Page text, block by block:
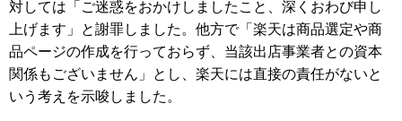
対しては「ご迷惑をおかけしましたこと、深くおわび申し
上げます」と謝罪しました。他方で「楽天は商品選定や商
品ページの作成を行っておらず、当該出店事業者との資本
関係もございません」とし、楽天には直接の責任がないと
いう考えを示唆しました。